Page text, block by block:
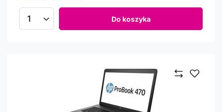
Ilość produktów Do koszyka